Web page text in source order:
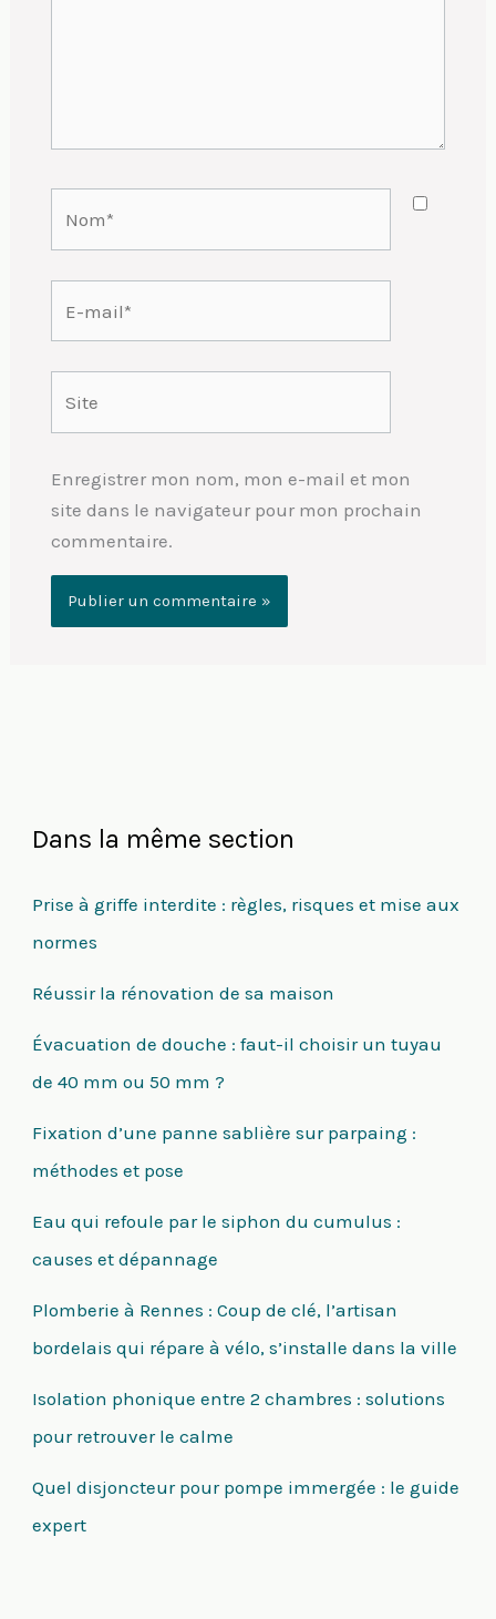
mail*
Enregistrer mon nom, mon e-mail et mon
site dans le navigateur pour mon prochain
commentaire.
Dans la même section
Prise à griffe interdite : règles, risques et mise aux
normes
Réussir la rénovation de sa maison
Évacuation de douche : faut-il choisir un tuyau
de 40 mm ou 50 mm ?
Fixation d’une panne sablière sur parpaing :
méthodes et pose
Eau qui refoule par le siphon du cumulus :
causes et dépannage
Plomberie à Rennes : Coup de clé, l’artisan
bordelais qui répare à vélo, s’installe dans la ville
Isolation phonique entre 2 chambres : solutions
pour retrouver le calme
Quel disjoncteur pour pompe immergée : le guide
expert